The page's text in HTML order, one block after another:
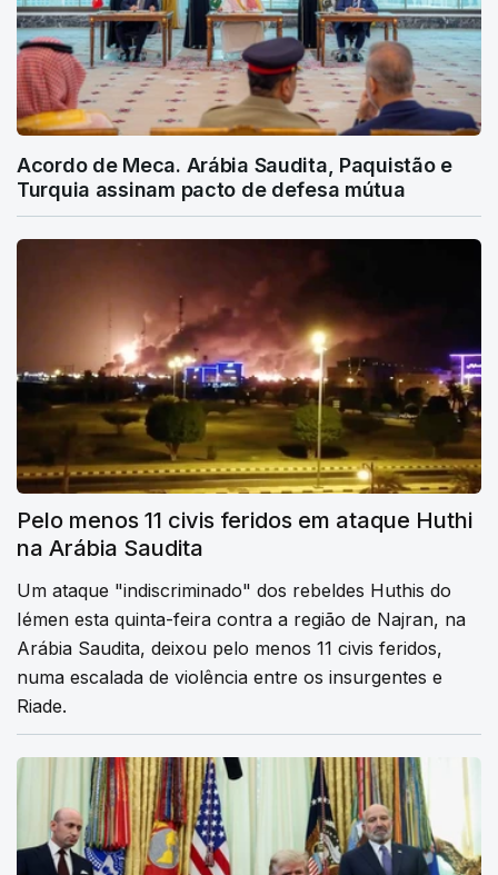
Acordo de Meca. Arábia Saudita, Paquistão e
Turquia assinam pacto de defesa mútua
Pelo menos 11 civis feridos em ataque Huthi
na Arábia Saudita
Um ataque "indiscriminado" dos rebeldes Huthis do
Iémen esta quinta-feira contra a região de Najran, na
Arábia Saudita, deixou pelo menos 11 civis feridos,
numa escalada de violência entre os insurgentes e
Riade.